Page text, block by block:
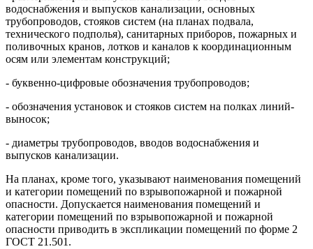
водоснабжения и выпусков канализации, основных
трубопроводов, стояков систем (на планах подвала,
технического подполья), санитарных приборов, пожарных и
поливочных кранов, лотков и каналов к координационным
осям или элементам конструкций;
- буквенно-цифровые обозначения трубопроводов;
- обозначения установок и стояков систем на полках линий-
выносок;
- диаметры трубопроводов, вводов водоснабжения и
выпусков канализации.
На планах, кроме того, указывают наименования помещений
и категории помещений по взрывопожарной и пожарной
опасности. Допускается наименования помещений и
категории помещений по взрывопожарной и пожарной
опасности приводить в экспликации помещений по форме 2
ГОСТ 21.501.